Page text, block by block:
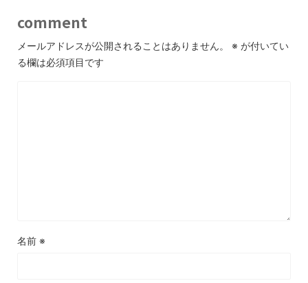
comment
メールアドレスが公開されることはありません。 ※ が付いてい
る欄は必須項目です
名前 ※